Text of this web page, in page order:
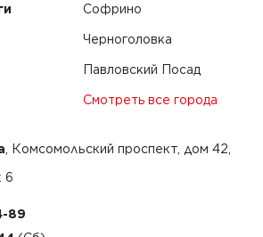
Софрино
Черноголовка
Павловский Посад
Смотреть все города
, Комсомольский проспект, дом 42,
6
89